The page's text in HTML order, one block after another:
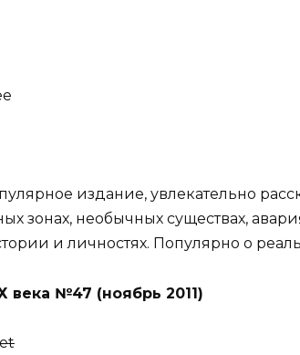
издание, увлекательно
зонах, необычных существах,
и личностях. Популярно о
века №47 (ноябрь 2011)